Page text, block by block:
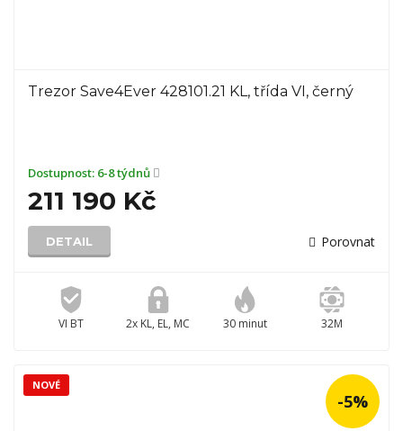
Trezor Save4Ever 428101.21 KL, třída VI, černý
Dostupnost: 6-8 týdnů
211 190 Kč
DETAIL Porovnat
VI BT 2x KL, EL, MC 30 minut 32M
NOVÉ
-5%